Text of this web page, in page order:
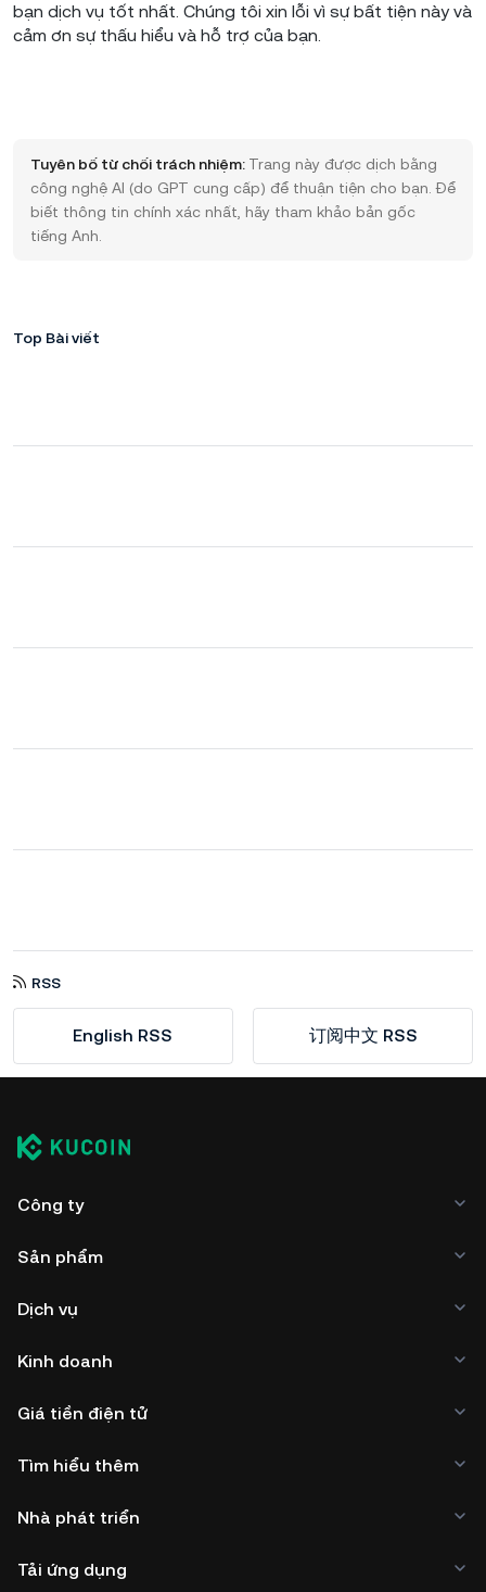
bạn dịch vụ tốt nhất. Chúng tôi xin lỗi vì sự bất tiện này và
cảm ơn sự thấu hiểu và hỗ trợ của bạn.
Tuyên bố từ chối trách nhiệm: Trang này được dịch bằng
công nghệ AI (do GPT cung cấp) để thuận tiện cho bạn. Để
biết thông tin chính xác nhất, hãy tham khảo bản gốc
tiếng Anh.
Top Bài viết
RSS
English RSS 订阅中文 RSS
Công ty
Sản phẩm
Dịch vụ
Kinh doanh
Giá tiền điện tử
Tìm hiểu thêm
Nhà phát triển
Tải ứng dụng